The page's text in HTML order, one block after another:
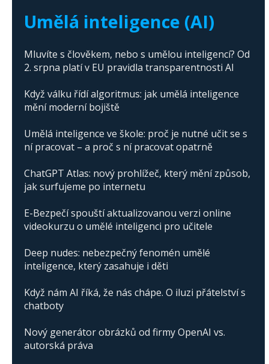
Umělá inteligence (AI)
Mluvíte s člověkem, nebo s umělou inteligencí? Od
2. srpna platí v EU pravidla transparentnosti AI
Když válku řídí algoritmus: jak umělá inteligence
mění moderní bojiště
Umělá inteligence ve škole: proč je nutné učit se s
ní pracovat – a proč s ní pracovat opatrně
ChatGPT Atlas: nový prohlížeč, který mění způsob,
jak surfujeme po internetu
E-Bezpečí spouští aktualizovanou verzi online
videokurzu o umělé inteligenci pro učitele
Deep nudes: nebezpečný fenomén umělé
inteligence, který zasahuje i děti
Když nám AI říká, že nás chápe. O iluzi přátelství s
chatboty
Nový generátor obrázků od firmy OpenAI vs.
autorská práva